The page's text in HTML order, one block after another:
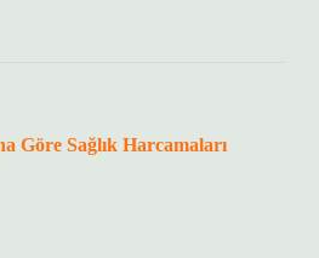
Göre Sağlık Harcamaları